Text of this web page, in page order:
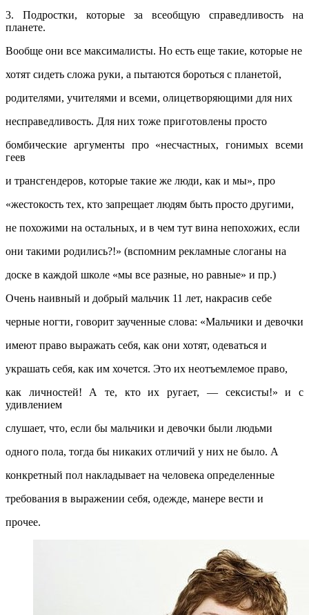
3. Подростки, которые за всеобщую справедливость на
планете.
Вообще они все максималисты. Но есть еще такие, которые не
хотят сидеть сложа руки, а пытаются бороться с планетой,
родителями, учителями и всеми, олицетворяющими для них
несправедливость. Для них тоже приготовлены просто
бомбические аргументы про «несчастных, гонимых всеми
геев
и трансгендеров, которые такие же люди, как и мы», про
«жестокость тех, кто запрещает людям быть просто другими,
не похожими на остальных, и в чем тут вина непохожих, если
они такими родились?!» (вспомним рекламные слоганы на
доске в каждой школе «мы все разные, но равные» и пр.)
Очень наивный и добрый мальчик 11 лет, накрасив себе
черные ногти, говорит заученные слова: «Мальчики и девочки
имеют право выражать себя, как они хотят, одеваться и
украшать себя, как им хочется. Это их неотъемлемое право,
как личностей! А те, кто их ругает, — сексисты!» и с
удивлением
слушает, что, если бы мальчики и девочки были людьми
одного пола, тогда бы никаких отличий у них не было. А
конкретный пол накладывает на человека определенные
требования в выражении себя, одежде, манере вести и
прочее.